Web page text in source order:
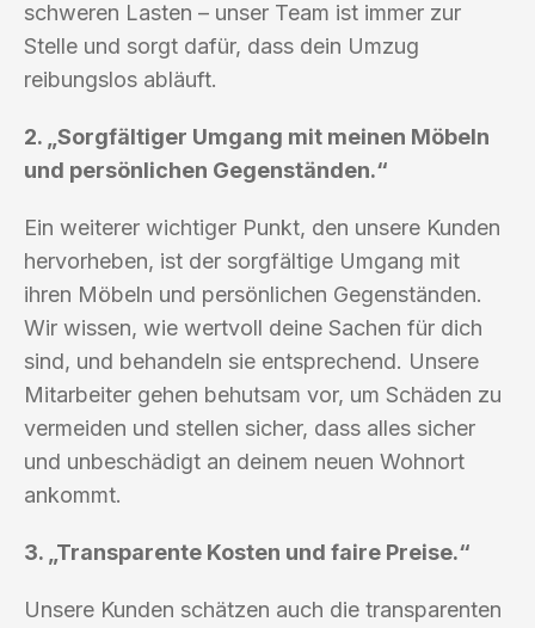
schweren Lasten – unser Team ist immer zur
Stelle und sorgt dafür, dass dein Umzug
reibungslos abläuft.
2. „Sorgfältiger Umgang mit meinen Möbeln
und persönlichen Gegenständen.“
Ein weiterer wichtiger Punkt, den unsere Kunden
hervorheben, ist der sorgfältige Umgang mit
ihren Möbeln und persönlichen Gegenständen.
Wir wissen, wie wertvoll deine Sachen für dich
sind, und behandeln sie entsprechend. Unsere
Mitarbeiter gehen behutsam vor, um Schäden zu
vermeiden und stellen sicher, dass alles sicher
und unbeschädigt an deinem neuen Wohnort
ankommt.
3. „Transparente Kosten und faire Preise.“
Unsere Kunden schätzen auch die transparenten